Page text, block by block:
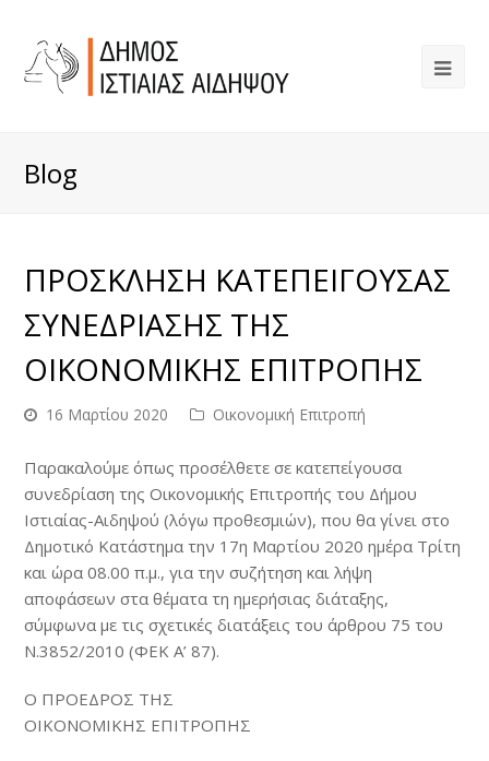
Blog
ΠΡΟΣΚΛΗΣΗ ΚΑΤΕΠΕΙΓΟΥΣΑΣ
ΣΥΝΕΔΡΙΑΣΗΣ ΤΗΣ
ΟΙΚΟΝΟΜΙΚΗΣ ΕΠΙΤΡΟΠΗΣ
16 Μαρτίου 2020 Οικονομική Επιτροπή
Παρακαλούμε όπως προσέλθετε σε κατεπείγουσα
συνεδρίαση της Οικονομικής Επιτροπής του Δήμου
Ιστιαίας-Αιδηψού (λόγω προθεσμιών), που θα γίνει στο
Δημοτικό Κατάστημα την 17η Μαρτίου 2020 ημέρα Τρίτη
και ώρα 08.00 π.μ., για την συζήτηση και λήψη
αποφάσεων στα θέματα τη ημερήσιας διάταξης,
σύμφωνα με τις σχετικές διατάξεις του άρθρου 75 του
Ν.3852/2010 (ΦΕΚ Α’ 87).
Ο ΠΡΟΕΔΡΟΣ ΤΗΣ
ΟΙΚΟΝΟΜΙΚΗΣ ΕΠΙΤΡΟΠΗΣ